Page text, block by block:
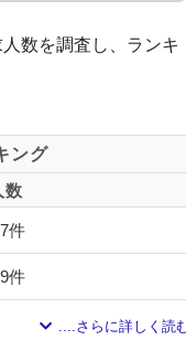
数を調査し、ランキ
ング
数
件
件